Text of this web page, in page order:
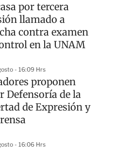
por tercera
llamado a
contra examen
en la UNAM
- 16:09 Hrs
proponen
Defensoría de la
de Expresión y
- 16:06 Hrs